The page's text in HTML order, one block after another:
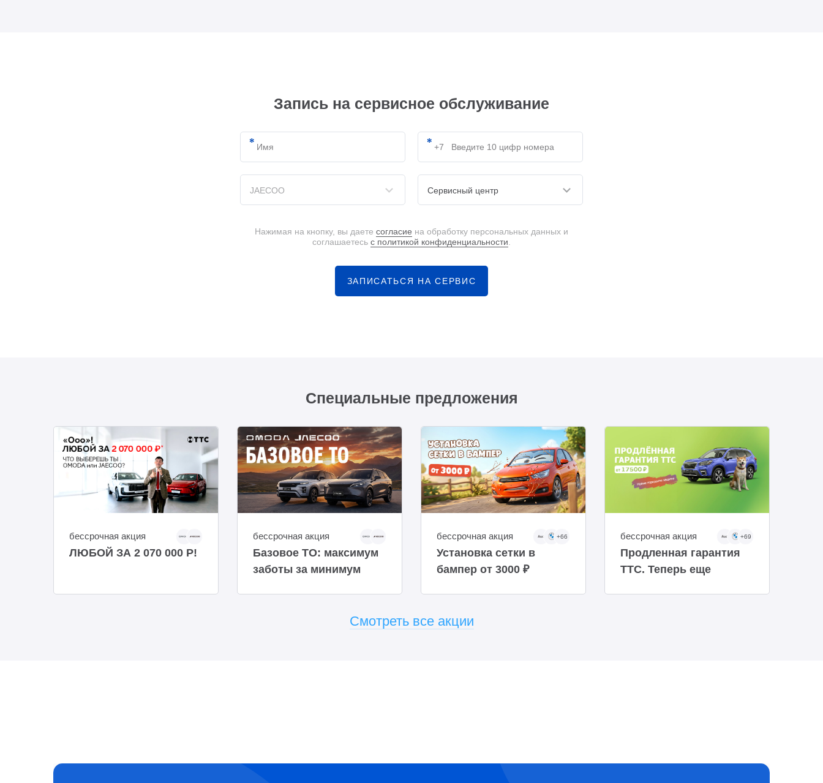
Запись на сервисное обслуживание
JAECOO Сервисный центр
Нажимая на кнопку, вы даете согласие на обработку персональных данных и
соглашаетесь с политикой конфиденциальности
ЗАПИСАТЬСЯ НА СЕРВИС
Специальные предложения
бессрочная акция
ЛЮБОЙ ЗА 2 070 000 Р!
бессрочная акция
Базовое ТО: максимум
заботы за минимум
бессрочная акция +66
Установка сетки в
бампер от 3000 ₽
бессрочная акция +69
Продленная гарантия
ТТС. Теперь еще
Смотреть все акции